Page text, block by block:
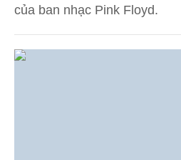
của ban nhạc Pink Floyd.